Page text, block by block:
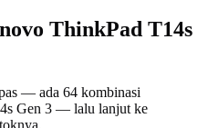
ThinkPad T14s
— ada 64 kombinasi
Gen 3 — lalu lanjut ke